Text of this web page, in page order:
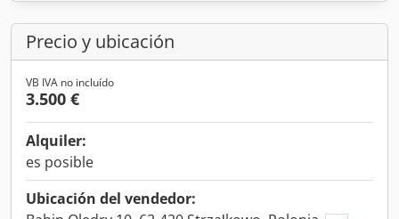
Precio y ubicación
VB IVA no incluído
3.500 €
Alquiler:
es posible
Ubicación del vendedor: